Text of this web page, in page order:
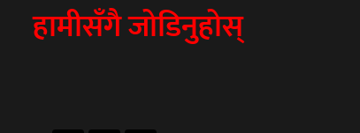
हामीसँगै जोडिनुहोस्